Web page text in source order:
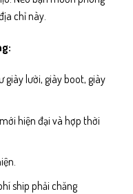
chỉ này.
giày lười, giày boot, giày
hiện đại và hợp thời
ship phải chăng